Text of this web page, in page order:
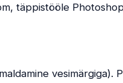
täppistööle
vesimärgiga).